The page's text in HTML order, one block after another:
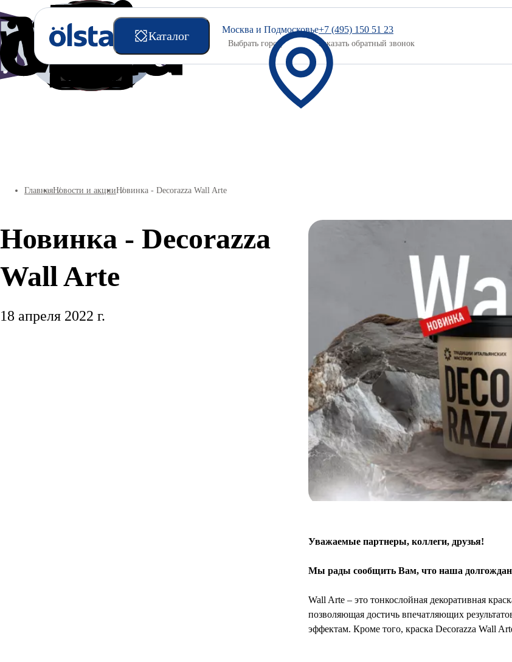
Каталог Москва и Подмосковье
Выбрать город
+7 (495) 150 51 23
Заказать обратный звонок
Подготовительные материалы
Универсальные краски
Интерьерные краски
Краска для дерева
Новости и акции
Где купить
Оплата и возврат
Доставка
Вопрос-ответ
Контакты
ГлавнаяНовости и акцииНовинка - Decorazza Wall Arte
18 апреля 2022 г.
Новинка - Decorazza
Wall Arte
Уважаемые партнеры, коллеги, друзья!
Мы рады сообщить Вам, что наша
Wall Arte – это тонкослойная декоративная
позволяющая достичь впечатляющих
эффектам. Кроме того, краска Decorazza Wall